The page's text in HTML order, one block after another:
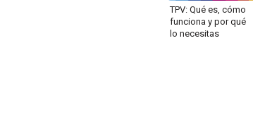
TPV: Qué es, cómo
funciona y por qué
lo necesitas